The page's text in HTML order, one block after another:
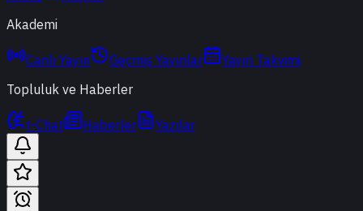
Akademi
Canlı Yayın Geçmiş Yayınlar
Yayın Takvimi
Topluluk ve Haberler
t-Chat Haberler Yazılar